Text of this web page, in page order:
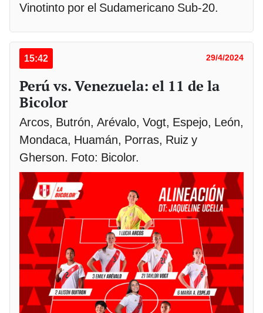
Vinotinto por el Sudamericano Sub-20.
15:42 29/4/2024
Perú vs. Venezuela: el 11 de la
Bicolor
Arcos, Butrón, Arévalo, Vogt, Espejo, León,
Mondaca, Huamán, Porras, Ruiz y
Gherson. Foto: Bicolor.